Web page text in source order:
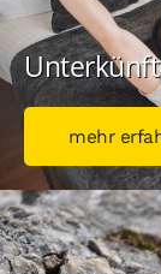
mehr